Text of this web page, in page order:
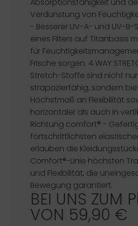
Verdunstung von
- Besserer UV-A- und UV-
eines Filters auf Titanbasis
für
Frische sorgen. 4 WAY
Stretch-Stoffe sind nicht nur
strapazierfähig, sondern
Höchstmaß an Flexibilität
horizontaler als auch in
Richtung comfort® -
fortschrittlichsten
erlauben die
Comfort®-Linie höchsten
und Flexibilität, die
Bewegung garantiert.
BEI UNS ZUM
VON 59,90 €